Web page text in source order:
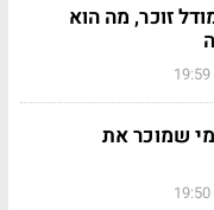
זוכר, מה הוא
19:59
שמוכר את
19:50